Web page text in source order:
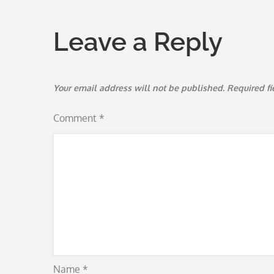
Leave a Reply
Your email address will not be published. Required
Comment *
Name *